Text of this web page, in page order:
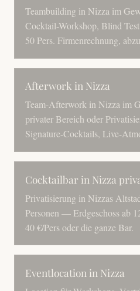
Teambuilding in Nizza im
Cocktail-Workshop, Blind
50 Pers. Firmenrechnung,
Afterwork in Nizza
Team-Afterwork in Nizza im
privater Bereich oder
Signature-Cocktails, Live-
Cocktailbar in Nizza
Privatisierung in Nizzas
Personen — Erdgeschoss ab
40 €/Pers oder die ganze Bar.
Eventlocation in Nizza